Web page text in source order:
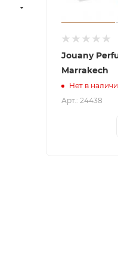
Jouany
Marrakech
Нет в
Арт.: 24438